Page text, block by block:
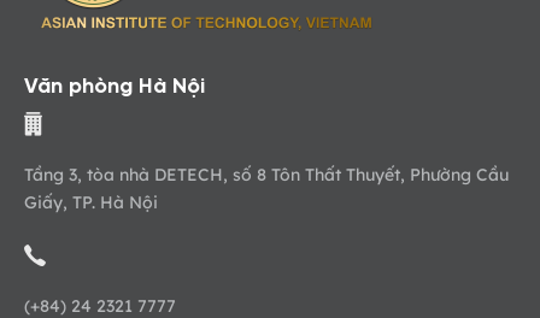
Văn phòng Hà Nội
Tầng 3, tòa nhà DETECH, số 8 Tôn Thất Thuyết, Phường Cầu
Giấy, TP. Hà Nội
(+84) 24 2321 7777